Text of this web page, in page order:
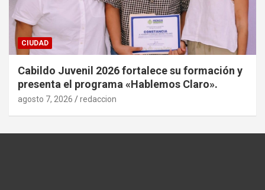
CIUDAD
Cabildo Juvenil 2026 fortalece su formación y
presenta el programa «Hablemos Claro».
agosto 7, 2026 redaccion